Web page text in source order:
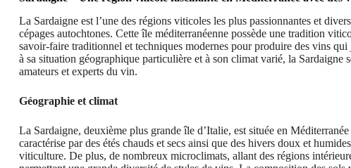
La Sardaigne est l’une des régions viticoles les plus passionnantes et
cépages autochtones. Cette île méditerranéenne possède une tradition
savoir-faire traditionnel et techniques modernes pour produire des vins
à sa situation géographique particulière et à son climat varié, la
amateurs et experts du vin.
Géographie et climat
La Sardaigne, deuxième plus grande île d’Italie, est située en
caractérise par des étés chauds et secs ainsi que des hivers doux et
viticulture. De plus, de nombreux microclimats, allant des régions